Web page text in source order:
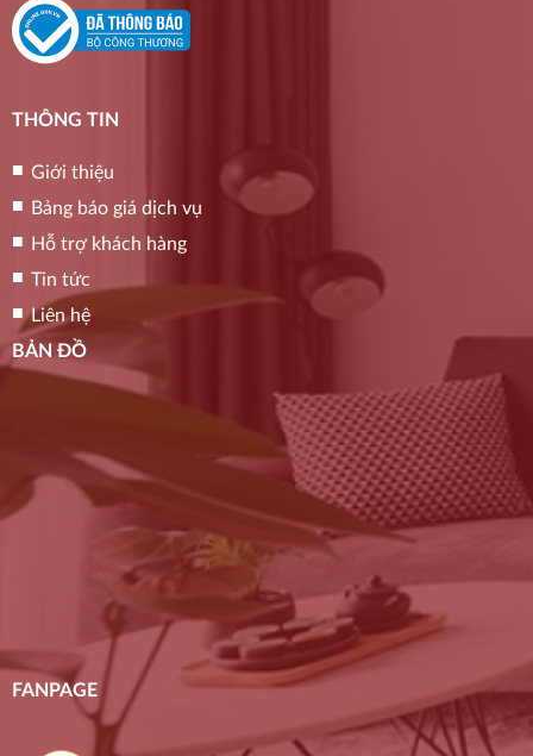
THÔNG TIN
Giới thiệu
Bảng báo giá dịch vụ
Hỗ trợ khách hàng
Tin tức
Liên hệ
BẢN ĐỒ
FANPAGE